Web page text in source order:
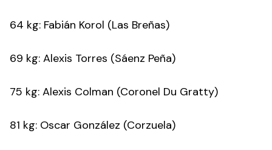
64 kg: Fabián Korol (Las Breñas)
69 kg: Alexis Torres (Sáenz Peña)
75 kg: Alexis Colman (Coronel Du Gratty)
81 kg: Oscar González (Corzuela)